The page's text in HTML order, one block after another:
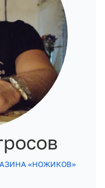
«НОЖИКОВ»